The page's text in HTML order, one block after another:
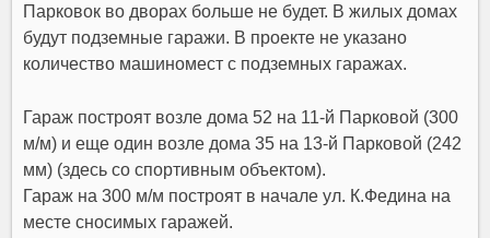
Парковок во дворах больше не будет. В жилых домах
будут подземные гаражи. В проекте не указано
количество машиномест с подземных гаражах.
Гараж построят возле дома 52 на 11-й Парковой (300
м/м) и еще один возле дома 35 на 13-й Парковой (242
мм) (здесь со спортивным объектом).
Гараж на 300 м/м построят в начале ул. К.Федина на
месте сносимых гаражей.